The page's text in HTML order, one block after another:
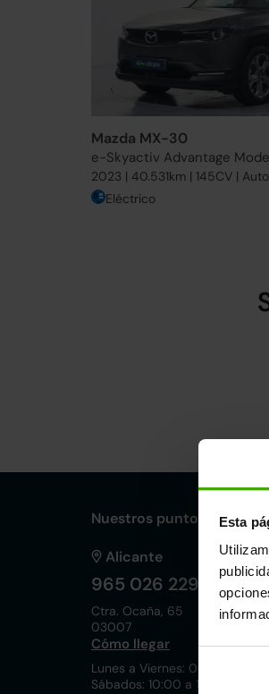
Esta
Mazda MX-30
2023 | 40.531km | 145CV |
Eléctrico
Nuestros puntos de
Alicante
965 026 229
Ctra. Ocaña, 65
03007
Cómo llegar
Lunes a Viernes: 09:30 a
Sábados: 10:00 a 19:00h